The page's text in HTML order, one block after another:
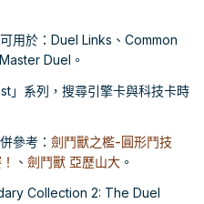
用於：Duel Links、Common
Duel。
」系列，搜尋引擎卡與科技卡時
參考： 劍鬥獸之檻-圓形鬥技
、 劍鬥獸 亞歷山大 。
Collection 2: The Duel